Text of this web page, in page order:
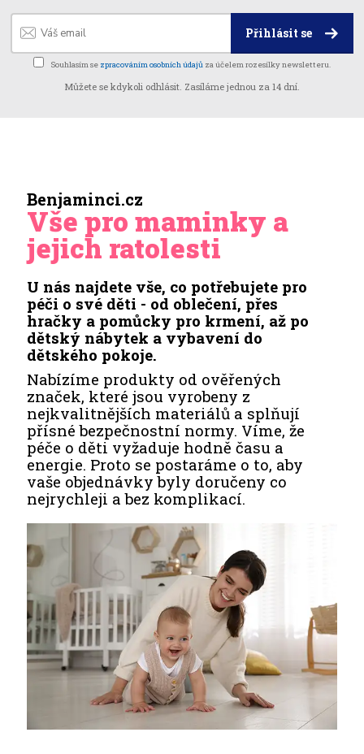
Přihlásit se
Souhlasím se zpracováním osobních údajů za účelem rozesílky newsletteru.
Můžete se kdykoli odhlásit. Zasíláme jednou za 14 dní.
Benjaminci.cz
Vše pro maminky a
jejich ratolesti
U nás najdete vše, co potřebujete pro
péči o své děti - od oblečení, přes
hračky a pomůcky pro krmení, až po
dětský nábytek a vybavení do
dětského pokoje.
Nabízíme produkty od ověřených
značek, které jsou vyrobeny z
nejkvalitnějších materiálů a splňují
přísné bezpečnostní normy. Víme, že
péče o děti vyžaduje hodně času a
energie. Proto se postaráme o to, aby
vaše objednávky byly doručeny co
nejrychleji a bez komplikací.